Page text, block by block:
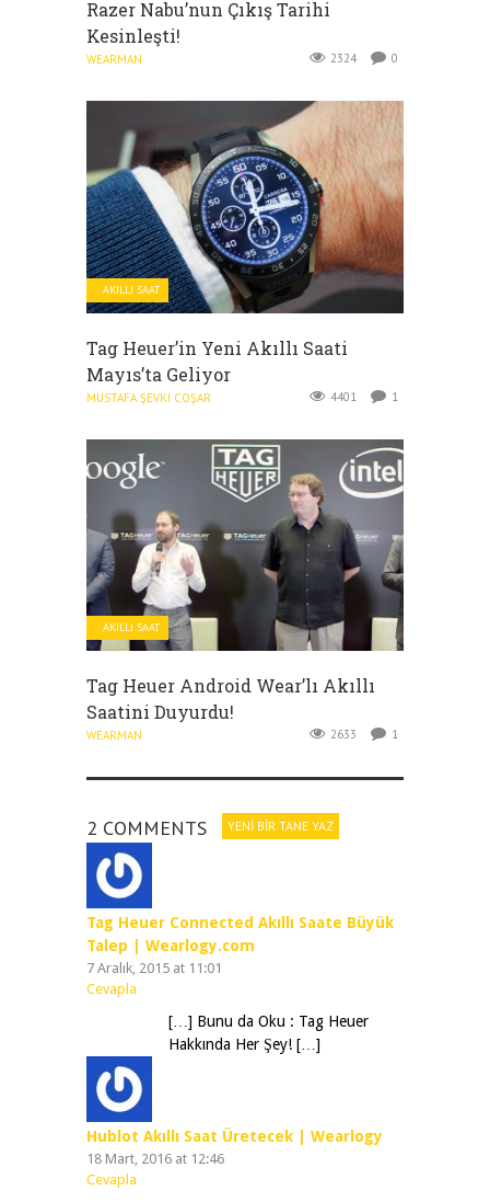
Razer Nabu’nun Çıkış Tarihi
Kesinleşti!
WEARMAN 2324 0
AKILLI SAAT
Tag Heuer’in Yeni Akıllı Saati
Mayıs’ta Geliyor
MUSTAFA ŞEVKI COŞAR 4401 1
AKILLI SAAT
Tag Heuer Android Wear’lı Akıllı
Saatini Duyurdu!
WEARMAN 2633 1
2 COMMENTS YENI BIR TANE YAZ
Tag Heuer Connected Akıllı Saate Büyük
Talep | Wearlogy.com
7 Aralık, 2015 at 11:01
Cevapla
[…] Bunu da Oku : Tag Heuer
Hakkında Her Şey! […]
Hublot Akıllı Saat Üretecek | Wearlogy
18 Mart, 2016 at 12:46
Cevapla